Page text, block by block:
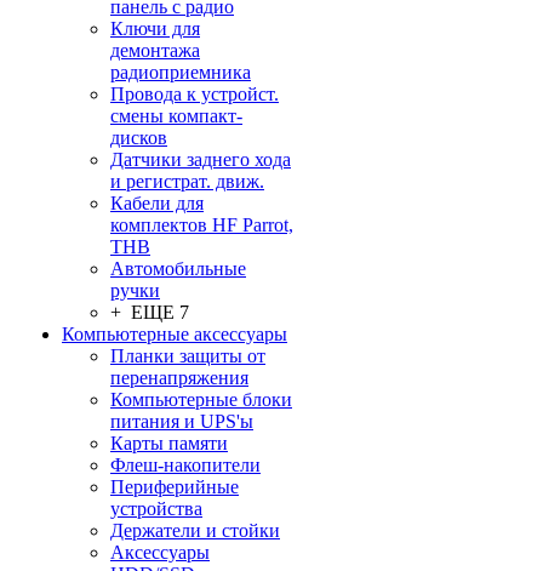
панель с радио
Ключи для
демонтажа
радиоприемника
Провода к устройст.
смены компакт-
дисков
Датчики заднего хода
и регистрат. движ.
Кабели для
комплектов HF Parrot,
THB
Автомобильные
ручки
+ ЕЩЕ 7
Компьютерные аксессуары
Планки защиты от
перенапряжения
Компьютерные блоки
питания и UPS'ы
Карты памяти
Флеш-накопители
Периферийные
устройства
Держатели и стойки
Аксессуары